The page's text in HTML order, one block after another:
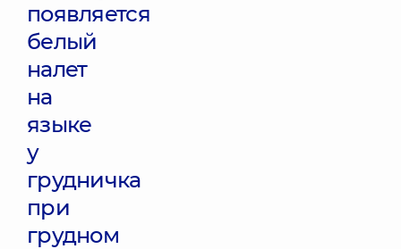
появляется
белый
налет
на
языке
у
грудничка
при
грудном